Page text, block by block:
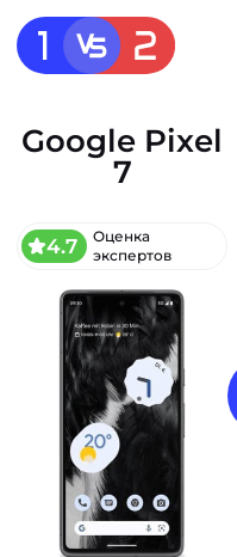
Google Pixel
7
4.7
Оценка
экспертов